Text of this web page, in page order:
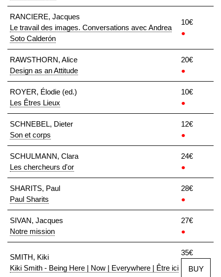
RANCIERE, Jacques
Le travail des images. Conversations avec Andrea
Soto Calderón
10€
●
RAWSTHORN, Alice
Design as an Attitude
20€
●
ROYER, Élodie (ed.)
Les Êtres Lieux
10€
●
SCHNEBEL, Dieter
Son et corps
12€
●
SCHULMANN, Clara
Les chercheurs d'or
24€
●
SHARITS, Paul
Paul Sharits
28€
●
SIVAN, Jacques
Notre mission
27€
●
SMITH, Kiki
Kiki Smith - Being Here | Now | Everywhere | Être ici
35€
BUY